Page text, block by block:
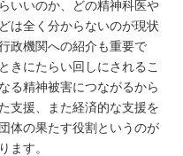
いいのか、どの精神科医や
は全く分からないのが現状
政機関への紹介も重要で
きにたらい回しにされるこ
る精神被害につながるから
支援、また経済的な支援を
体の果たす役割というのが
ます。